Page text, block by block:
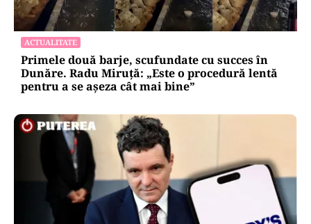
ACTUALITATE
Primele două barje, scufundate cu succes în
Dunăre. Radu Miruță: „Este o procedură lentă
pentru a se așeza cât mai bine”